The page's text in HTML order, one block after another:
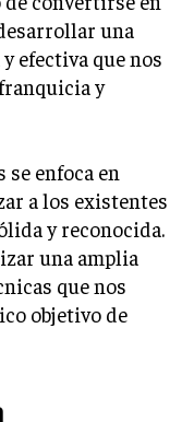
una
efectiva que nos
y
enfoca en
a los existentes
y reconocida.
una amplia
que nos
objetivo de